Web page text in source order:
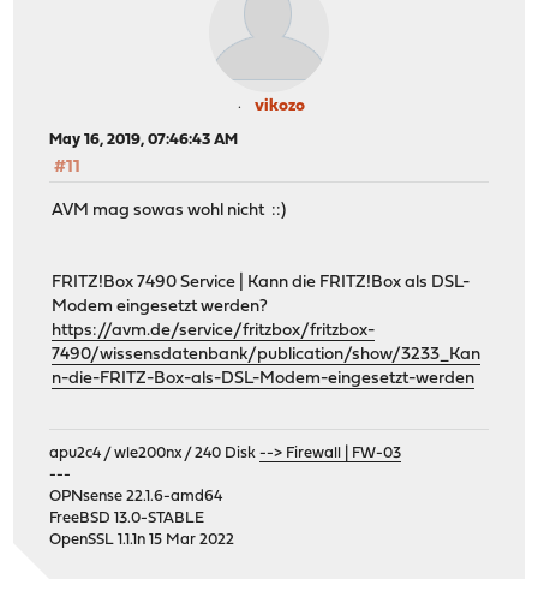
vikozo
May 16, 2019, 07:46:43 AM
#11
AVM mag sowas wohl nicht ::)
FRITZ!Box 7490 Service | Kann die FRITZ!Box als DSL-
Modem eingesetzt werden?
https://avm.de/service/fritzbox/fritzbox-
7490/wissensdatenbank/publication/show/3233_Kan
n-die-FRITZ-Box-als-DSL-Modem-eingesetzt-werden
apu2c4 / wle200nx / 240 Disk--> Firewall | FW-03
---
OPNsense 22.1.6-amd64
FreeBSD 13.0-STABLE
OpenSSL 1.1.1n 15 Mar 2022